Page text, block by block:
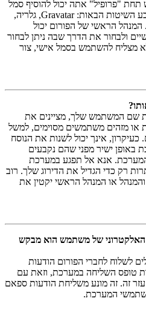
"פרופיל" אתה יכול להוסיף סמל
אישי באמצעות אחת מארבע השיטות הבאות: Gravatar, גלריה,
הראשי של הפורום יכול
ולבחור את הדרך שבה ניתן לבחור
מצליח להשתמש בסמל אישי, צור
שם המשתמש שלך, מציינים את
מזהים משתמשים מסוימים, למשל
אינך יכול לשנות את הנוסח
באופן ישיר מפני שהם נקבעים
אנא אל תפגע במערכת
רק כדי הגדיל את הדירוג שלך. רוב
או המנהל הראשי יקטין את
האלקטרוני של משתמש הוא מבקש
לשלוח לחברי הפורום הודעות
טופס השליחה במערכת, וזאת עם
זה. זה מונע משליחת הודעות ספאם
המערכת.